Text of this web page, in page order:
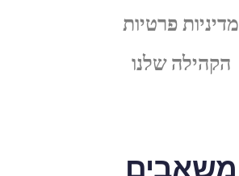
מדיניות פרטיות
הקהילה שלנו
משאבים